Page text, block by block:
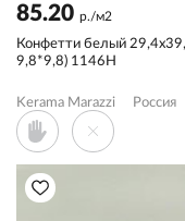
85.20 р./м2
Конфетти белый
9,8*9,8) 1146H
Kerama Marazzi Россия